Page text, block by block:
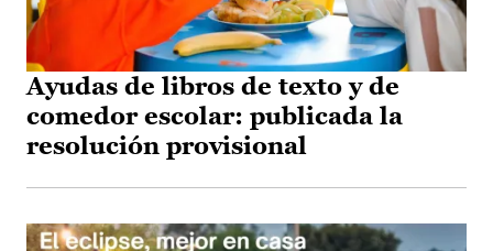
Ayudas de libros de texto y de
comedor escolar: publicada la
resolución provisional